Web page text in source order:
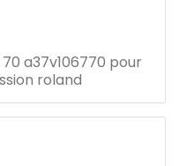
a37v106770 pour
roland